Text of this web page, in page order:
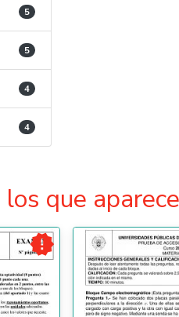
5
5
4
4
que aparece
